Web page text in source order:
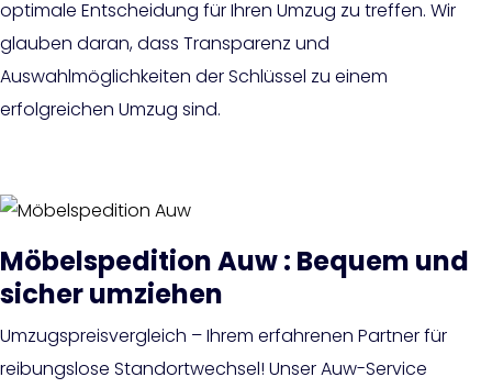
optimale Entscheidung für Ihren Umzug zu treffen. Wir
glauben daran, dass Transparenz und
Auswahlmöglichkeiten der Schlüssel zu einem
erfolgreichen Umzug sind.
Möbelspedition Auw : Bequem und
sicher umziehen
Umzugspreisvergleich – Ihrem erfahrenen Partner für
reibungslose Standortwechsel! Unser Auw-Service